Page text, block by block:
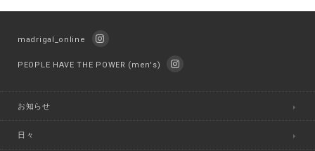
madrigal_online
PEOPLE HAVE THE POWER (men's)
お知らせ
日々